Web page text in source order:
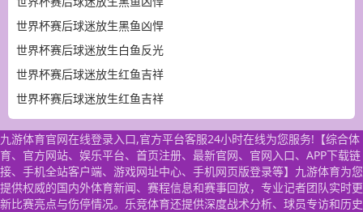
世界杯赛后球迷放生黑鱼凶悍
世界杯赛后球迷放生白鱼反光
世界杯赛后球迷放生红鱼吉祥
世界杯赛后球迷放生红鱼吉祥
九游体育官网在线登录入口,官方平台客服24小时在线为您服务!【综合体
育、官方网站、娱乐平台、首页注册、最新官网、官网入口、APP下载链
接、手机全站客户端、游戏网址中心、手机网页版登录等】九游体育为您
提供权威的国内外体育新闻、赛程信息和赛事回放，专业记者团队实时更
新比赛亮点与伤停情况。乐竞体育还提供深度战术分析、球员专访和历史